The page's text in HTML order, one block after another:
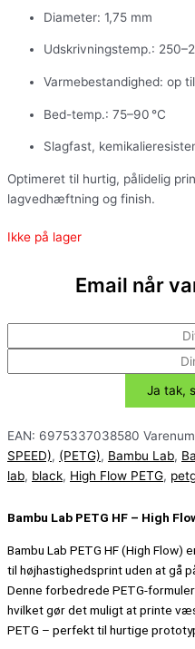
Diameter: 1,75 mm
Udskrivningstemp.:
Varmebestandighed: op
Bed-temp.: 75–90 °C
Slagfast,
Optimeret til hurtig, pålidelig
lagvedhæftning og finish.
Ikke på lager
Email når
EAN: 6975337038580
SPEED), (PETG), Bambu Lab,
lab, black, High Flow PETG,
Bambu Lab PETG HF – High
Bambu Lab PETG HF (High
til højhastighedsprint uden at gå
Denne forbedrede PETG-
hvilket gør det muligt at printe
PETG – perfekt til hurtige